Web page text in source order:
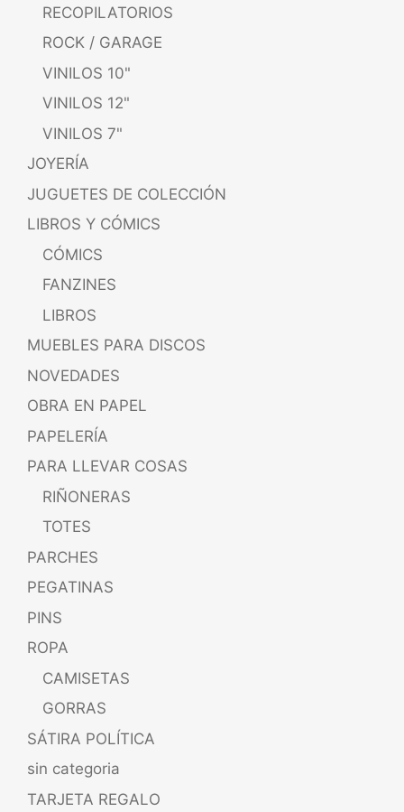
RECOPILATORIOS
ROCK / GARAGE
VINILOS 10"
VINILOS 12"
VINILOS 7"
JOYERÍA
JUGUETES DE COLECCIÓN
LIBROS Y CÓMICS
CÓMICS
FANZINES
LIBROS
MUEBLES PARA DISCOS
NOVEDADES
OBRA EN PAPEL
PAPELERÍA
PARA LLEVAR COSAS
RIÑONERAS
TOTES
PARCHES
PEGATINAS
PINS
ROPA
CAMISETAS
GORRAS
SÁTIRA POLÍTICA
sin categoria
TARJETA REGALO